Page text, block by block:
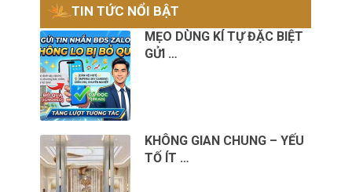
TIN TỨC NỔI BẬT
MẸO DÙNG KÍ TỰ ĐẶC BIỆT
GỬI …
KHÔNG GIAN CHUNG – YẾU
TỐ ÍT …